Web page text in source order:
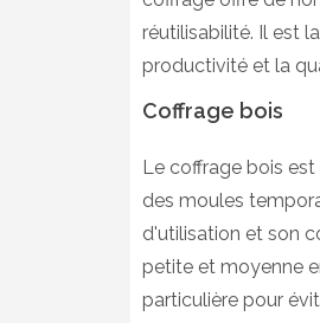
réutilisabilité. Il est
productivité et la
Coffrage bois
Le coffrage bois
des moules
d'utilisation et son
petite et moyenne
particulière pour